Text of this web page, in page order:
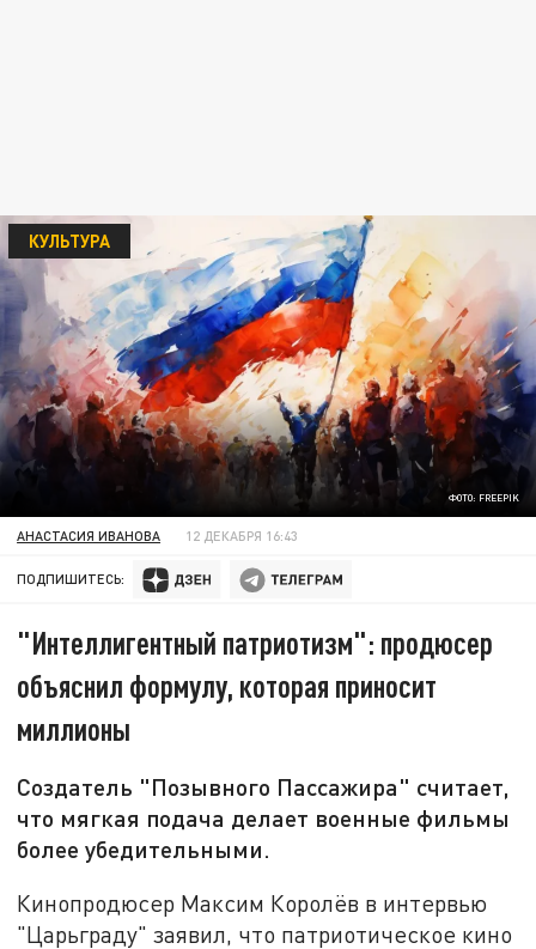
ФОТО: FREEPIK
КУЛЬТУРА
АНАСТАСИЯ ИВАНОВА 12 ДЕКАБРЯ 16:43
ПОДПИШИТЕСЬ:
"Интеллигентный патриотизм": продюсер
объяснил формулу, которая приносит
миллионы
Создатель "Позывного Пассажира" считает,
что мягкая подача делает военные фильмы
более убедительными.
Кинопродюсер Максим Королёв в интервью
"Царьграду" заявил, что патриотическое кино